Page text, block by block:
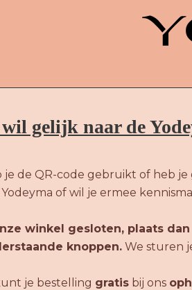
gelijk naar de
je de QR-code gebruikt of heb
of wil je ermee
winkel gesloten, plaats
knoppen. We sturen
je bestelling gratis bij ons